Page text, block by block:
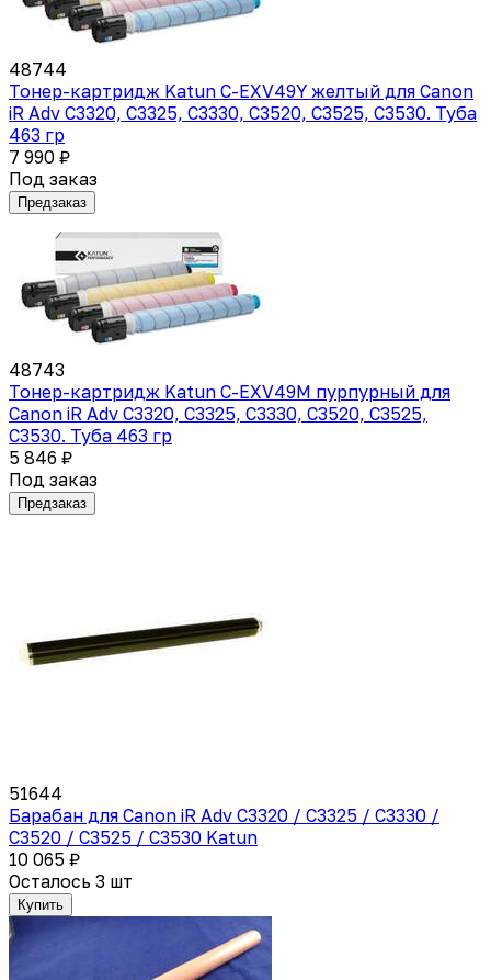
48744
Тонер-картридж Katun C-EXV49Y желтый для Canon
iR Adv C3320, C3325, C3330, C3520, C3525, C3530. Туба
463 гр
7 990 ₽
Под заказ
Предзаказ
48743
Тонер-картридж Katun C-EXV49M пурпурный для
Canon iR Adv C3320, C3325, C3330, C3520, C3525,
C3530. Туба 463 гр
5 846 ₽
Под заказ
Предзаказ
51644
Барабан для Canon iR Adv C3320 / C3325 / C3330 /
C3520 / C3525 / C3530 Katun
10 065 ₽
Осталось 3 шт
Купить